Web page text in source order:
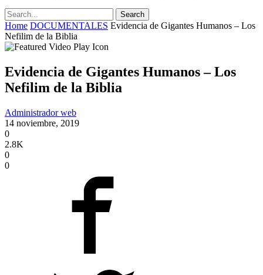
Home DOCUMENTALES Evidencia de Gigantes Humanos – Los
Nefilim de la Biblia
Evidencia de Gigantes Humanos – Los
Nefilim de la Biblia
Administrador web
14 noviembre, 2019
0
2.8K
0
0